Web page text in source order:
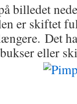
billedet
er skiftet
Det
eller